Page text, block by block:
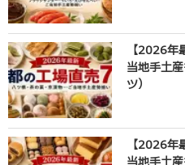
【2026年
当地手土
ツ）
【2026年